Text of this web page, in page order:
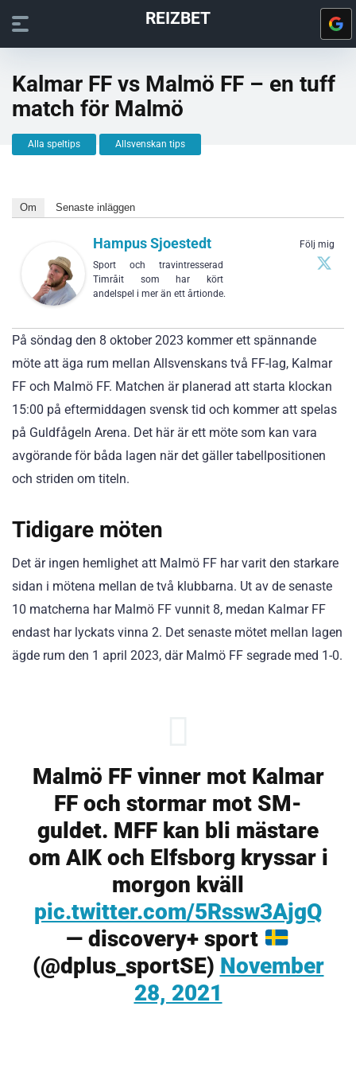
REIZBET
Kalmar FF vs Malmö FF – en tuff
match för Malmö
Alla speltips Allsvenskan tips
Om Senaste inläggen
Följ mig
Hampus Sjoestedt
Sport och travintresserad
Timråit som har kört
andelspel i mer än ett årtionde.
På söndag den 8 oktober 2023 kommer ett spännande
möte att äga rum mellan Allsvenskans två FF-lag, Kalmar
FF och Malmö FF. Matchen är planerad att starta klockan
15:00 på eftermiddagen svensk tid och kommer att spelas
på Guldfågeln Arena. Det här är ett möte som kan vara
avgörande för båda lagen när det gäller tabellpositionen
och striden om titeln.
Tidigare möten
Det är ingen hemlighet att Malmö FF har varit den starkare
sidan i mötena mellan de två klubbarna. Ut av de senaste
10 matcherna har Malmö FF vunnit 8, medan Kalmar FF
endast har lyckats vinna 2. Det senaste mötet mellan lagen
ägde rum den 1 april 2023, där Malmö FF segrade med 1-0.
Malmö FF vinner mot Kalmar
FF och stormar mot SM-
guldet. MFF kan bli mästare
om AIK och Elfsborg kryssar i
morgon kväll
pic.twitter.com/5Rssw3AjgQ
— discovery+ sport
(@dplus_sportSE) November
28, 2021